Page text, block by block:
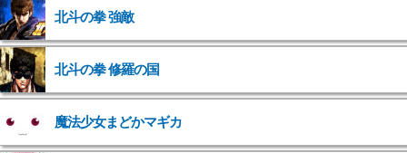
北斗の拳 強敵
北斗の拳 修羅の国
魔法少女まどかマギカ